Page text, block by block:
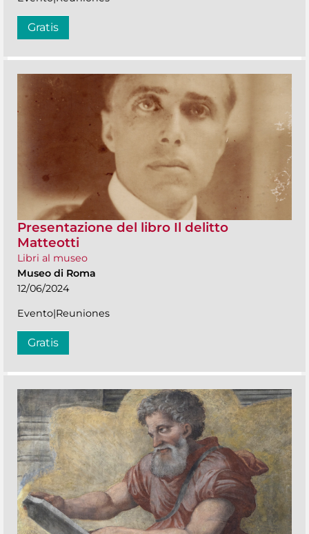
Gratis
Presentazione del libro Il delitto
Matteotti
Libri al museo
Museo di Roma
12/06/2024
Evento|Reuniones
Gratis